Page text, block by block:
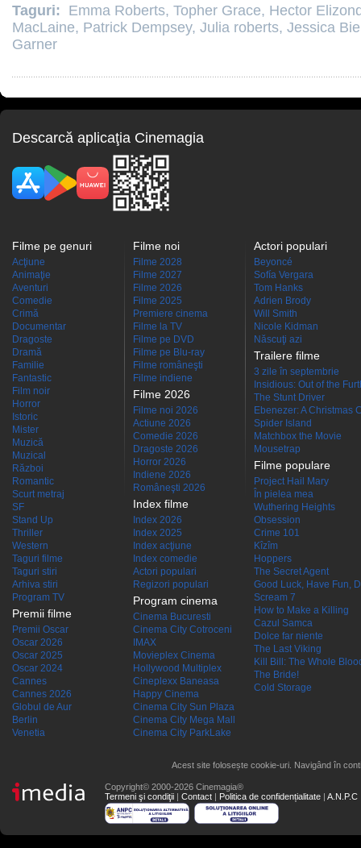
Taguri: Emma Roberts, Topher Grace, Hector
MacLaine, Patrick Dempsey, Julia roberts, Jessica
Garner
Descarcă aplicaţia Cinemagia
Filme pe genuri
Acţiune
Animaţie
Aventuri
Comedie
Crimă
Documentar
Dragoste
Dramă
Familie
Fantastic
Film noir
Horror
Istoric
Mister
Muzică
Muzical
Război
Romantic
Scurt metraj
SF
Stand Up
Thriller
Western
Taguri filme
Taguri stiri
Arhiva stiri
Program TV
Premii filme
Premii Oscar
Oscar 2026
Oscar 2025
Oscar 2024
Cannes
Cannes 2026
Globul de Aur
Berlin
Venetia
Filme noi
Filme 2028
Filme 2027
Filme 2026
Filme 2025
Premiere cinema
Filme la TV
Filme pe DVD
Filme pe Blu-ray
Filme româneşti
Filme indiene
Filme 2026
Filme noi 2026
Actiune 2026
Comedie 2026
Dragoste 2026
Horror 2026
Indiene 2026
Româneşti 2026
Index filme
Index 2026
Index 2025
Index acţiune
Index comedie
Actori populari
Regizori populari
Program cinema
Cinema Bucuresti
Cinema City Cotroceni
IMAX
Movieplex Cinema
Hollywood Multiplex
Cineplexx Baneasa
Happy Cinema
Cinema City Sun Plaza
Cinema City Mega Mall
Cinema City ParkLake
Actori populari
Beyoncé
Sofía Vergara
Tom Hanks
Adrien Brody
Will Smith
Nicole Kidman
Născuţi azi
Trailere filme
3 zile în septembrie
Insidious: Out of the
The Stunt Driver
Ebenezer: A Christmas
Spider Island
Matchbox the Movie
Mousetrap
Filme populare
Project Hail Mary
În pielea mea
Wuthering Heights
Obsession
Crime 101
Kîzîm
Hoppers
The Secret Agent
Good Luck, Have Fun,
Scream 7
How to Make a Killing
Cazul Samca
Dolce far niente
The Last Viking
Kill Bill: The Whole
The Bride!
Cold Storage
Acest site folosește cookie-uri. Navigând în
Copyright© 2000-2026 Cinemagia®
Termeni şi condiţii | Contact | Politica de confidențialitate | A.N.P.C